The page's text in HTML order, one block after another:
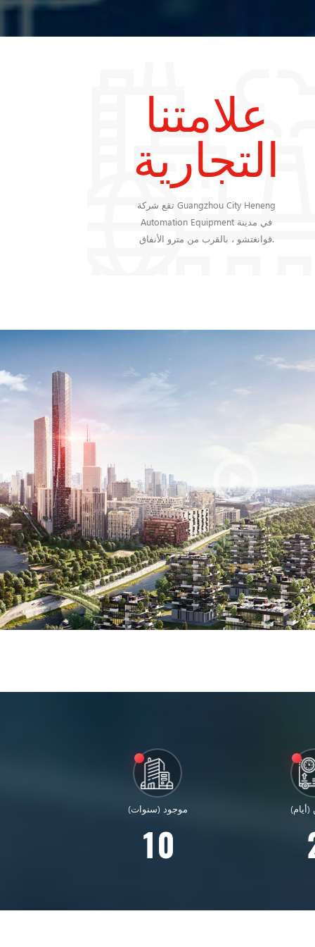
علامتنا
التجارية
تقع شركة Guangzhou City Heneng
Automation Equipment في مدينة
قوانغتشو ، بالقرب من مترو الأنفاق.
موجود (سنوات)
10